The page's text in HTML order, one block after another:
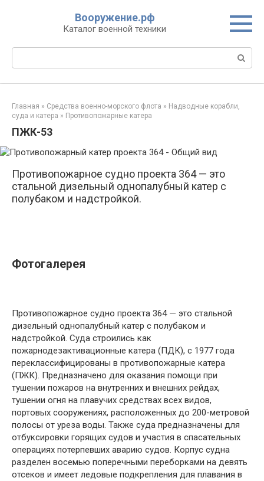
Вооружение.рф
Каталог военной техники
Поиск:
Главная » Средства военно-морского флота » Надводные корабли,
суда и катера » Противопожарные катера
ПЖК-53
Противопожарное судно проекта 364 — это
стальной дизельный однопалубный катер с
полубаком и надстройкой.
Фотогалерея
Противопожарное судно проекта 364 — это стальной
дизельный однопалубный катер с полубаком и
надстройкой. Суда строились как
пожарнодезактивационные катера (ПДК), с 1977 года
переклассифицированы в противопожарные катера
(ПЖК). Предназначено для оказания помощи при
тушении пожаров на внутренних и внешних рейдах,
тушении огня на плавучих средствах всех видов,
портовых сооружениях, расположенных до 200-метровой
полосы от уреза воды. Также суда предназначены для
отбуксировки горящих судов и участия в спасательных
операциях потерпевших аварию судов. Корпус судна
разделен восемью поперечными переборками на девять
отсеков и имеет ледовые подкрепления для плавания в